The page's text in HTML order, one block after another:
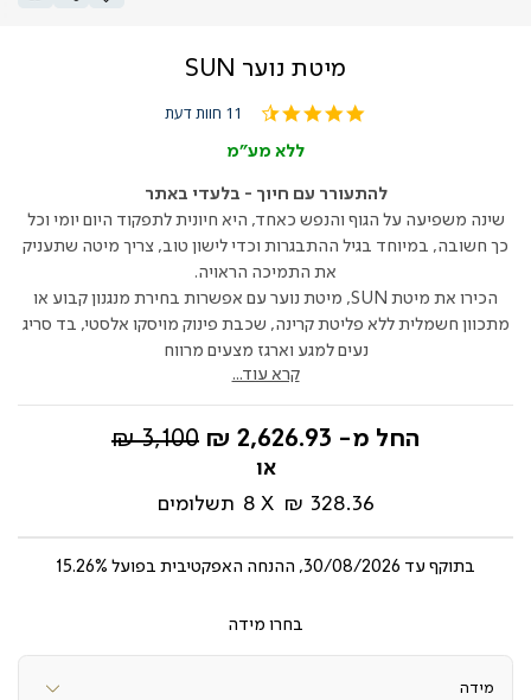
מיטת נוער SUN
4.4
rating
11 חוות דעת
ללא מע"מ
להתעורר עם חיוך - בלעדי באתר
שינה משפיעה על הגוף והנפש כאחד, היא חיונית לתפקוד היום יומי וכל
כך חשובה, במיוחד בגיל ההתבגרות וכדי לישון טוב, צריך מיטה שתעניק
את התמיכה הראויה.
הכירו את מיטת SUN, מיטת נוער עם אפשרות בחירת מנגנון קבוע או
מתכוון חשמלית ללא פליטת קרינה, שכבת פינוק מויסקו אלסטי, בד סריג
נעים למגע וארגז מצעים מרווח
קרא עוד...
החל מ- 2,626.93 ₪
מחיר
3,100 ₪
328.36 ₪
8 תשלומים
בתוקף עד 30/08/2026, ההנחה האפקטיבית בפועל 15.26%
מידה